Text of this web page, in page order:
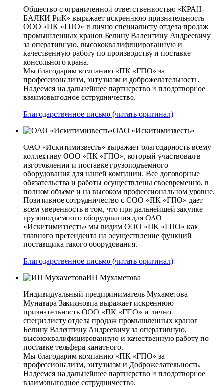
Общество с ограниченной ответственностью «КРАН-
БАЛКИ РиК» выражает искреннюю признательность
ООО «ПК «ГПО» и лично специалисту отдела продаж
промышленных кранов Белину Валентину Андреевичу
за оперативную, высококвалифицированную и
качественную работу по производству и поставке
консольного крана.
Мы благодарим компанию «ПК «ГПО» за
профессионализм, энтузиазм и доброжелательность.
Надеемся на дальнейшее партнерство и плодотворное
взаимовыгодное сотрудничество.
Благодарственное письмо (читать оригинал)
ОАО «Искитимизвесть»
ОАО «Искитимизвесть» выражает благодарность всему
коллективу ООО «ПК «ГПО», который участвовал в
изготовлении и поставке грузоподъемного
оборудования для нашей компании. Все договорные
обязательства и работы осуществлены своевременно, в
полном объеме и на высоком профессиональном уровне.
Позитивное сотрудничество с ООО «ПК «ГПО» дает
всем уверенность в том, что при дальнейшей закупке
грузоподъемного оборудования для ОАО
«Искитимизвесть» мы видим ООО «ПК «ГПО» как
главного претендента на осуществление функций
поставщика такого оборудования.
Благодарственное письмо (читать оригинал)
ИП Мухаметова
Индивидуальный предприниматель Мухаметова
Мунавара Закияновпа выражает искреннюю
признательность ООО «ПК «ГПО» и лично
специалисту отдела продаж промышленных кранов
Белину Валентину Андреевичу за оперативную,
высококвалифицированную и качественную работу по
поставке тельфера канатного.
Мы благодарим компанию «ПК «ГПО» за
профессионализм, энтузиазм и Доброжелательность.
Надеемся на дальнейшее партнерство и плодотворное
взаимовыгодное сотрудничество.